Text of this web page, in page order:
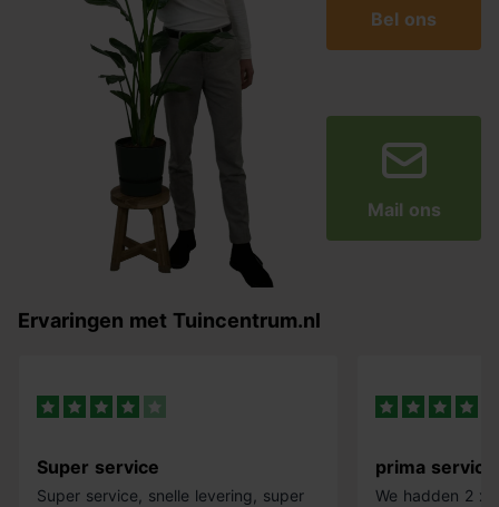
Bel ons
Mail ons
Ervaringen met Tuincentrum.nl
Super service
Super service, snelle levering, super
prima service
We hadden 2 x